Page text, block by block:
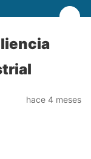
hace 4 meses